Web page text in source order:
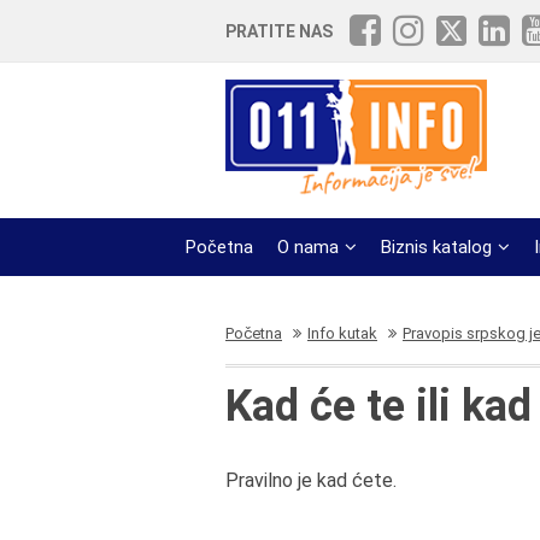
PRATITE NAS
Početna O nama Biznis katalog
Početna Info kutak Pravopis srpskog
Kad će te ili
Pravilno je kad ćete.